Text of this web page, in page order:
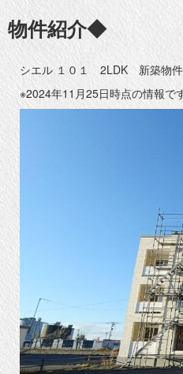
件紹介◆
シエル １０１ 2LDK 新築物件
※2024年11月25日時点の情報です